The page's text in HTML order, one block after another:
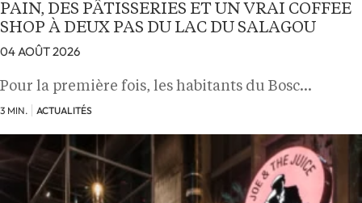
PAIN, DES PÂTISSERIES ET UN VRAI COFFEE
SHOP À DEUX PAS DU LAC DU SALAGOU
04 AOÛT 2026
Pour la première fois, les habitants du Bosc…
3 MIN. ACTUALITÉS